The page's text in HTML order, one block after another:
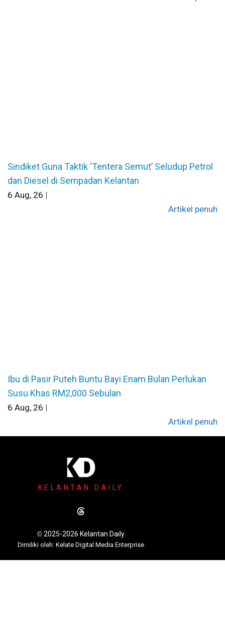
Sindiket Guna Taktik ‘Tentera Semut’ Seludup Petrol
dan Diesel di Sempadan Kelantan
6 Aug, 26 |
Artikel penuh
Ibu di Pasir Puteh Buntu Bayi Enam Bulan Perlukan
Susu Khas RM2,000 Sebulan
6 Aug, 26 |
Artikel penuh
KELANTAN DAILY
© 2025-2026 Kelantan Daily
Dimiliki oleh: Kelate Digital Media Enterprise